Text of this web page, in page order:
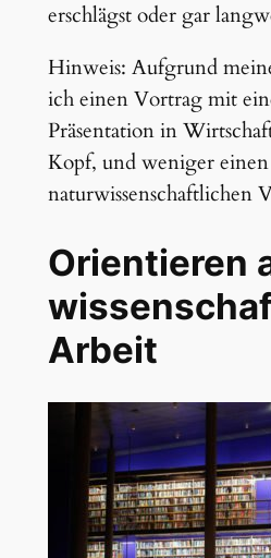
erschlägst oder gar
Hinweis: Aufgrund
ich einen Vortrag mit
Präsentation in
Kopf, und weniger
naturwissenschaftlichen
Orientieren
Arbeit